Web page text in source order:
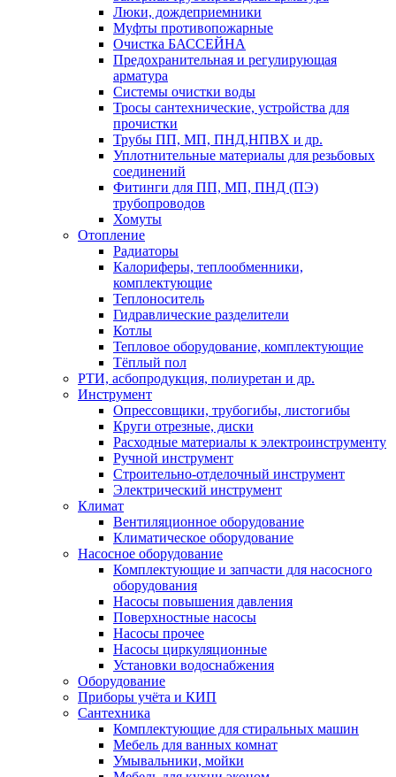
Люки, дождеприемники
Муфты противопожарные
Очистка БАССЕЙНА
Предохранительная и регулирующая
арматура
Системы очистки воды
Тросы сантехнические, устройства для
прочистки
Трубы ПП, МП, ПНД,НПВХ и др.
Уплотнительные материалы для резьбовых
соединений
Фитинги для ПП, МП, ПНД (ПЭ)
трубопроводов
Хомуты
Отопление
Радиаторы
Калориферы, теплообменники,
комплектующие
Теплоноситель
Гидравлические разделители
Котлы
Тепловое оборудование, комплектующие
Тёплый пол
РТИ, асбопродукция, полиуретан и др.
Инструмент
Опрессовщики, трубогибы, листогибы
Круги отрезные, диски
Расходные материалы к электроинструменту
Ручной инструмент
Строительно-отделочный инструмент
Электрический инструмент
Климат
Вентиляционное оборудование
Климатическое оборудование
Насосное оборудование
Комплектующие и запчасти для насосного
оборудования
Насосы повышения давления
Поверхностные насосы
Насосы прочее
Насосы циркуляционные
Установки водоснабжения
Оборудование
Приборы учёта и КИП
Сантехника
Комплектующие для стиральных машин
Мебель для ванных комнат
Умывальники, мойки